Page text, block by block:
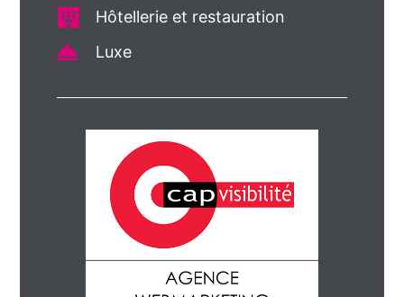
Hôtellerie et restauration
Luxe